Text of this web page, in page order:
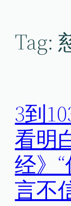
Tag:
3到
看明
经》
言不